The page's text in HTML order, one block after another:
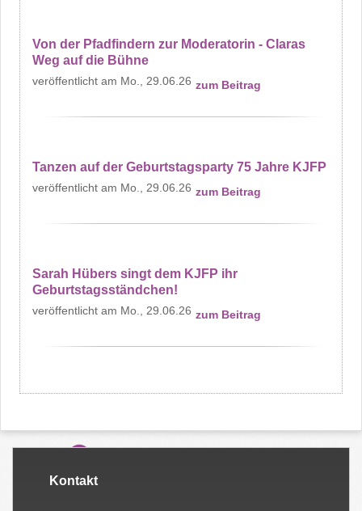
Von der Pfadfindern zur Moderatorin - Claras
Weg auf die Bühne
Mo., 29.06.26 zum Beitrag
Tanzen auf der Geburtstagsparty 75 Jahre KJFP
Mo., 29.06.26 zum Beitrag
Sarah Hübers singt dem KJFP ihr
Geburtstagsständchen!
Mo., 29.06.26 zum Beitrag
Kontakt